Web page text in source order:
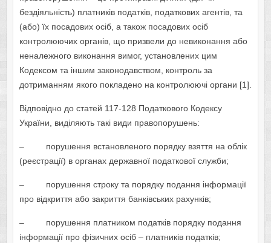
бездіяльність) платників податків, податкових агентів, та
(або) їх посадових осіб, а також посадових осіб
контролюючих органів, що призвели до невиконання або
неналежного виконання вимог, установлених цим
Кодексом та іншим законодавством, контроль за
дотриманням якого покладено на контролюючі органи [1].
Відповідно до статей 117-128 Податкового Кодексу
України, виділяють такі види правопорушень:
– порушення встановленого порядку взяття на облік
(реєстрації) в органах державної податкової служби;
– порушення строку та порядку подання інформації
про відкриття або закриття банківських рахунків;
– порушення платником податків порядку подання
інформації про фізичних осіб – платників податків;